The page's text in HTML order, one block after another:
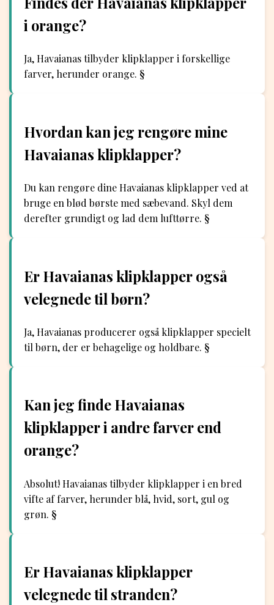
i orange?
Ja, Havaianas tilbyder klipklapper i forskellige
farver, herunder orange. §
Hvordan kan jeg rengøre mine
Havaianas klipklapper?
Du kan rengøre dine Havaianas klipklapper ved at
bruge en blød børste med sæbevand. Skyl dem
derefter grundigt og lad dem lufttørre. §
Er Havaianas klipklapper også
velegnede til børn?
Ja, Havaianas producerer også klipklapper specielt
til børn, der er behagelige og holdbare. §
Kan jeg finde Havaianas
klipklapper i andre farver end
orange?
Absolut! Havaianas tilbyder klipklapper i en bred
vifte af farver, herunder blå, hvid, sort, gul og
grøn. §
Er Havaianas klipklapper
velegnede til stranden?